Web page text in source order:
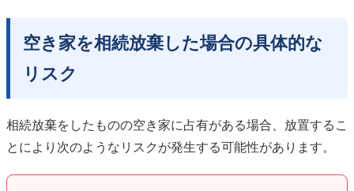
空き家を相続放棄した場合の具体的な
リスク
相続放棄をしたものの空き家に占有がある場合、放置するこ
とにより次のようなリスクが発生する可能性があります。